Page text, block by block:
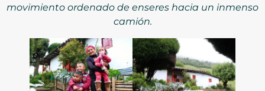
movimiento ordenado de enseres hacia un inmenso
camión.